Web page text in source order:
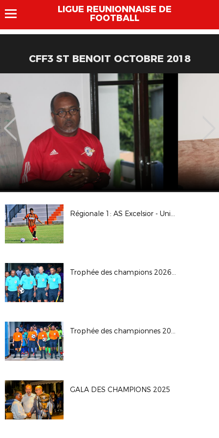
LIGUE REUNIONNAISE DE
FOOTBALL
CFF3 ST BENOIT OCTOBRE 2018
Régionale 1: AS Excelsior - Union Sporting Bénédictine
Trophée des champions 2026: JS Saint Pierroise - AS Jeanne D'Arc
Trophée des championnes 2026
GALA DES CHAMPIONS 2025